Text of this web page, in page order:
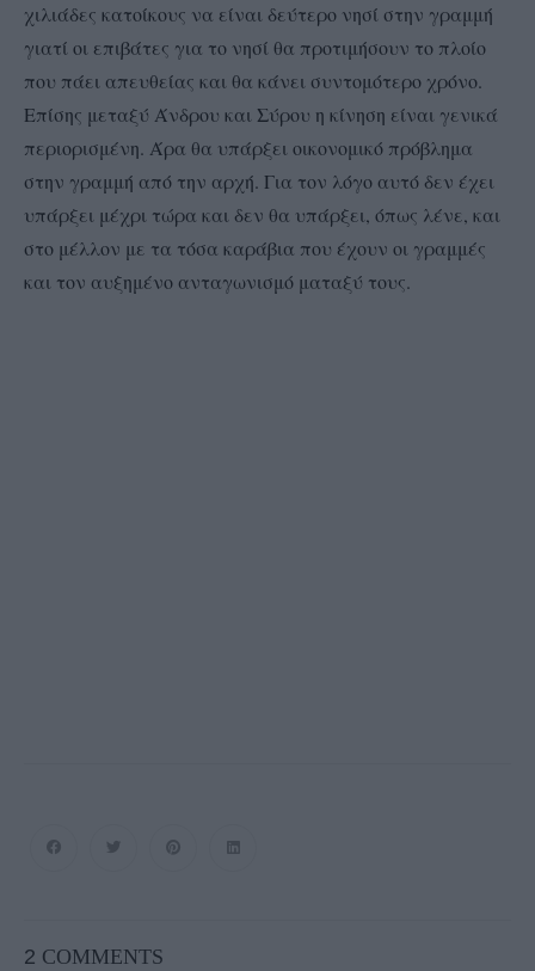
χιλιάδες κατοίκους να είναι δεύτερο νησί στην γραμμή
γιατί οι επιβάτες για το νησί θα προτιμήσουν το πλοίο
που πάει απευθείας και θα κάνει συντομότερο χρόνο.
Επίσης μεταξύ Άνδρου και Σύρου η κίνηση είναι γενικά
περιορισμένη. Άρα θα υπάρξει οικονομικό πρόβλημα
στην γραμμή από την αρχή. Για τον λόγο αυτό δεν έχει
υπάρξει μέχρι τώρα και δεν θα υπάρξει, όπως λένε, και
στο μέλλον με τα τόσα καράβια που έχουν οι γραμμές
και τον αυξημένο ανταγωνισμό ματαξύ τους.
2 COMMENTS